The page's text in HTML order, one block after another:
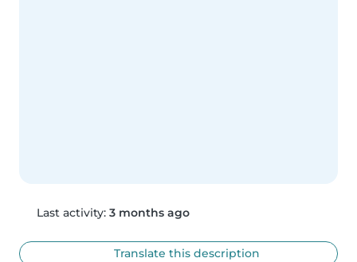
Last activity: 3 months ago
Translate this description